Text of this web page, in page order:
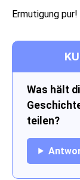
Ermutigung pur!
Was hält
teilen?